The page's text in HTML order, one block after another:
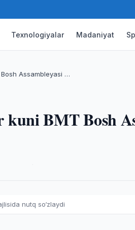
Texnologiyalar Madaniyat
Assambleyasi …
BMT Bosh
nutq so‘zlaydi